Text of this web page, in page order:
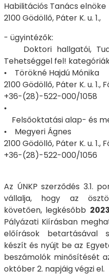
Habilitációs Tanács elnöke
2100 Gödöllő, Páter K. u. 1.,
- ügyintézők:
Doktori hallgatói,
Tehetséggel fel!
• Törökné Hajdú Mónika
2100 Gödöllő, Páter K. u.
+36-(28)-522-000/1058
•
Felsőoktatási alap- és
• Megyeri Ágnes
2100 Gödöllő, Páter K. u.
+36-(28)-522-000/1056
Az ÚNKP szerződés 3.1.
vállalja, hogy az
követően, legkésőbb
Pályázati Kiírásban
előírások betartásával
készít és nyújt be az
beszámolók minősítését
október 2. napjáig végzi el.